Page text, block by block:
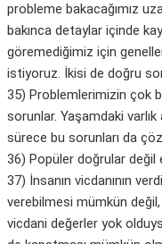
probleme bakacağımız
bakınca detaylar içinde
göremediğimiz için
istiyoruz. İkisi de doğru
35) Problemlerimizin çok
sorunlar. Yaşamdaki
sürece bu sorunları da
36) Popüler doğrular
37) İnsanın vicdanının
verebilmesi mümkün
vicdani değerler yok